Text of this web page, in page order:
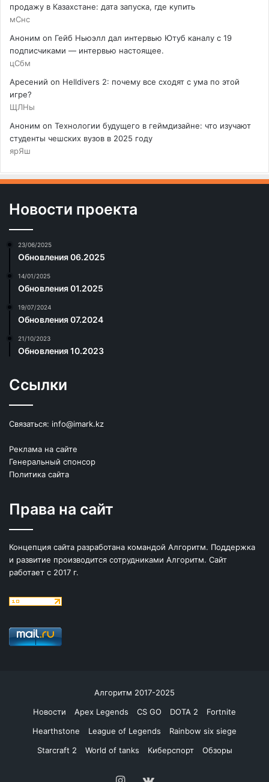
продажу в Казахстане: дата запуска, где купить
мСнс
Аноним on Гейб Ньюэлл дал интервью Ютуб каналу с 19
подписчиками — интервью настоящее.
цСбм
Аресений on Helldivers 2: почему все сходят с ума по этой
игре?
ЩЛНы
Аноним on Технологии будущего в геймдизайне: что изучают
студенты чешских вузов в 2025 году
ярЯш
Новости проекта
23/06/2025
Обновления 06.2025
14/01/2025
Обновления 01.2025
19/07/2024
Обновления 07.2024
21/10/2023
Обновления 10.2023
Ссылки
Связаться: info@imark.kz
Реклама на сайте
Генеральный спонсор
Политика сайта
Права на сайт
Концепция сайта разработана командой Алгоритм. Поддержка
и развитие производится сотрудниками Алгоритм. Сайт
работает с 2017 г.
Алгоритм 2017-2025
Новости
Apex Legends CS GO DOTA 2
Fortnite
Hearthstone
League of Legends
Rainbow six siege
Starcraft 2
World of tanks Киберспорт Обзоры